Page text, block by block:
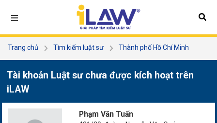
Trang chủ Tìm kiếm luật sư
Thành phố Hồ Chí Minh
Tài khoản Luật sư chưa được kích hoạt trên
iLAW
Phạm Văn Tuấn